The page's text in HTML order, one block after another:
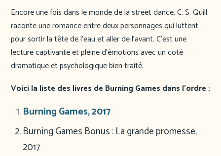
Encore une fois dans le monde de la street dance, C. S. Quill
raconte une romance entre deux personnages qui luttent
pour sortir la tête de l’eau et aller de l’avant. C’est une
lecture captivante et pleine d’émotions avec un coté
dramatique et psychologique bien traité.
Voici la liste des livres de Burning Games dans l’ordre :
Burning Games, 2017
Burning Games Bonus : La grande promesse,
2017